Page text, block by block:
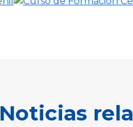
Noticias